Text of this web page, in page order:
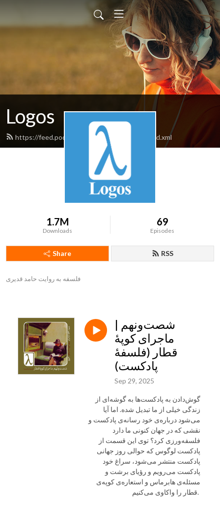
Logos
https://feed.podbean.com/hamed0ghadiri/feed.xml
1.7M
Downloads
69
Episodes
Share RSS
فلسفه به روایت حامد قدیری
شصت‌و‌نهم |
ماجرای کوپهٔ
قطار (فلسفهٔ
پادکست)
Sep 29, 2025
گوش‌دادن به پادکست‌ها به گوشه‌ای از
زندگی خیلی از ما تبدیل شده. اما آیا
می‌شود درباره‌ی خود رسانه‌ی پادکست و
نقشی که در جهان کنونی ما دارد
فلسفه‌ورزی کرد؟ توی این قسمت از
پادکست لوگوس که حوالی روز جهانی
پادکست منتشر می‌شود، سراغ خود
پادکست می‌رویم و رؤیای برشت و
مسئله‌ی هابرماس و استعاره‌ی کوپه‌ی
قطار را واکاوی می‌کنیم.